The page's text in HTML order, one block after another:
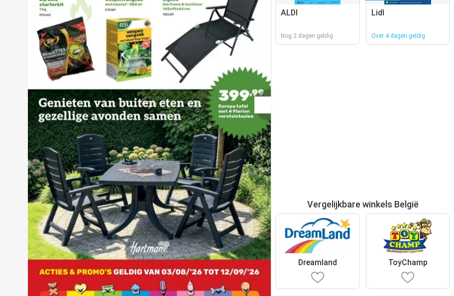
ALDI
Nog 2 dagen geldig
Lidl
Over 4 dagen geldig
Vergelijkbare winkels België
Dreamland ToyChamp